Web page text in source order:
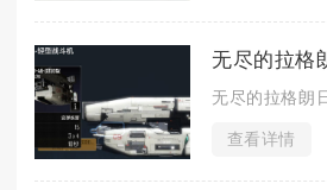
查看详情